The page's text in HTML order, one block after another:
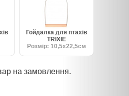
Гойдалка для птахів
TRIXIE
Розмір: 10,5х22,5см
на замовлення.